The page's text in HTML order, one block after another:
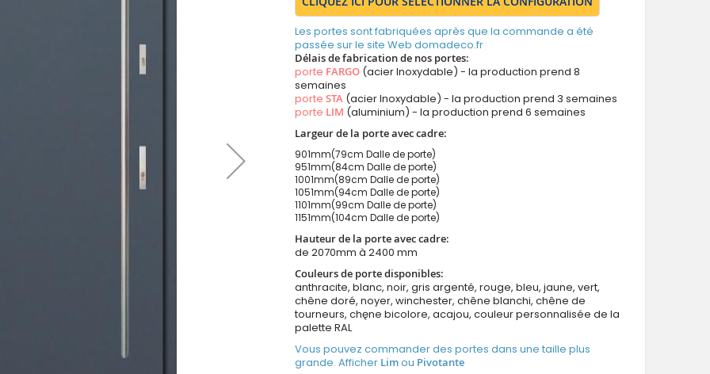
Les portes sont fabriquées après que la commande a été
passée sur le site Web domadeco.fr
Délais de fabrication de nos portes:
porte FARGO (acier Inoxydable) - la production prend 8
semaines
porteSTA (acier Inoxydable) - la production prend 3 semaines
porte LIM (aluminium) - la production prend 6 semaines
Largeur de la porte avec cadre:
901mm(79cm Dalle de porte)
951mm(84cm Dalle de porte)
1001mm(89cm Dalle de porte)
1051mm(94cm Dalle de porte)
1101mm(99cm Dalle de porte)
1151mm(104cm Dalle de porte)
Hauteur de la porte avec cadre:
de 2070mm à 2400 mm
Couleurs de porte disponibles:
anthracite, blanc, noir, gris argenté, rouge, bleu, jaune, vert,
chêne doré, noyer, winchester, chêne blanchi, chêne de
tourneurs, chęne bicolore, acajou, couleur personnalisée de la
palette RAL
Vous pouvez commander des portes dans une taille plus
grande. Afficher Limou Pivotante